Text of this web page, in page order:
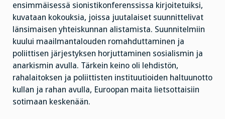
ensimmäisessä sionistikonferenssissa kirjoitetuiksi,
kuvataan kokouksia, joissa juutalaiset suunnittelivat
länsimaisen yhteiskunnan alistamista. Suunnitelmiin
kuului maailmantalouden romahduttaminen ja
poliittisen järjestyksen horjuttaminen sosialismin ja
anarkismin avulla. Tärkein keino oli lehdistön,
rahalaitoksen ja poliittisten instituutioiden haltuunotto
kullan ja rahan avulla, Euroopan maita lietsottaisiin
sotimaan keskenään.